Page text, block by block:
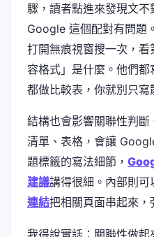
驟，讀者點進來發現文
Google 這個配對有問題
打開無痕視窗搜一次，
容格式」是什麼。他們
都做比較表，你就別只寫
結構也會影響關聯性判
清單、表格，會讓
題標籤的寫法細節，
建議講得很細。內部則可
連結把相關頁面串起來，